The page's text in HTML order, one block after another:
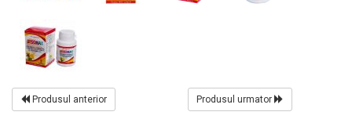
Produsul anterior Produsul urmator